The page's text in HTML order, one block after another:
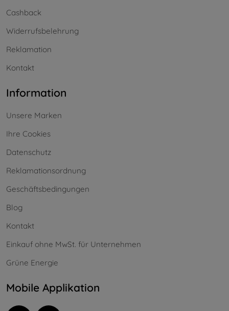
Cashback
Widerrufsbelehrung
Reklamation
Kontakt
Information
Unsere Marken
Ihre Cookies
Datenschutz
Reklamationsordnung
Geschäftsbedingungen
Blog
Kontakt
Einkauf ohne MwSt. für Unternehmen
Grüne Energie
Mobile Applikation